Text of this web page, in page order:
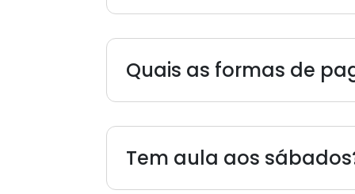
Quais as formas de
Tem aula aos